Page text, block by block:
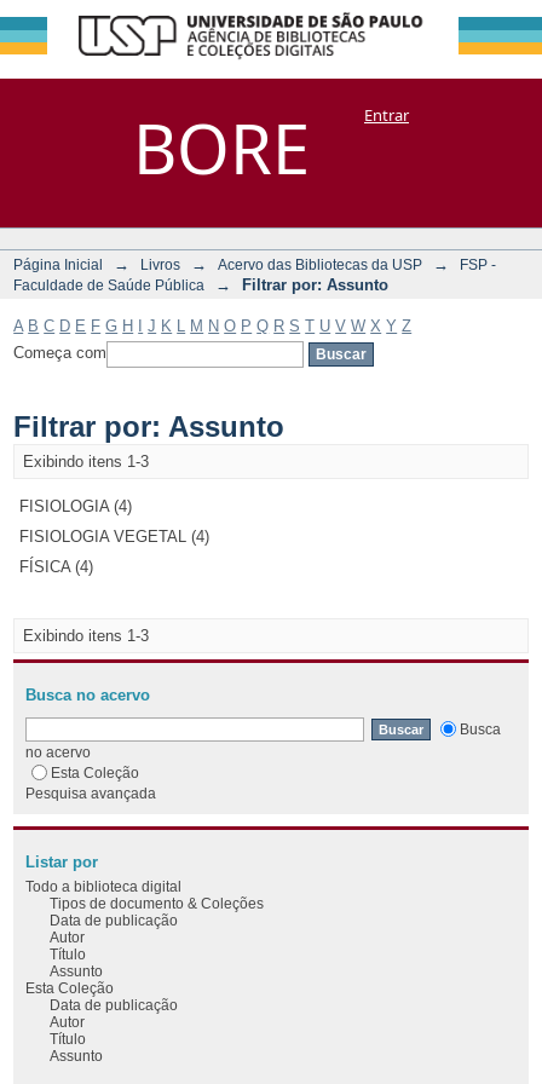
BORE
Filtrar por:
Assunto
DSpace/Manakin + CoriscoEntrar
Página Inicial → Livros → Acervo das Bibliotecas da USP →
FSP -
Faculdade de Saúde Pública
→ Filtrar por: Assunto
A B C D E F G H J K M N O P Q R S T U V W X Y Z
Começa com
Filtrar por: Assunto
Exibindo itens 1-3
FISIOLOGIA (4)
FISIOLOGIA VEGETAL (4)
FÍSICA (4)
Exibindo itens 1-3
Busca no acervo
Busca
no acervo
Esta Coleção
Pesquisa avançada
Listar por
Todo a biblioteca digital
Tipos de documento & Coleções
Data de publicação
Autor
Título
Assunto
Esta Coleção
Data de publicação
Autor
Título
Assunto